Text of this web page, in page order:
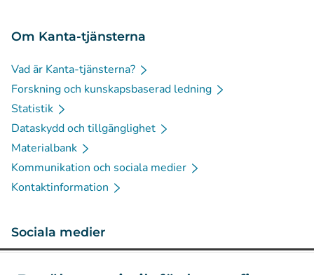
Om Kanta-tjänsterna
Vad är Kanta-tjänsterna?
Forskning och kunskapsbaserad ledning
Statistik
Dataskydd och tillgänglighet
Materialbank
Kommunikation och sociala medier
Kontaktinformation
Sociala medier